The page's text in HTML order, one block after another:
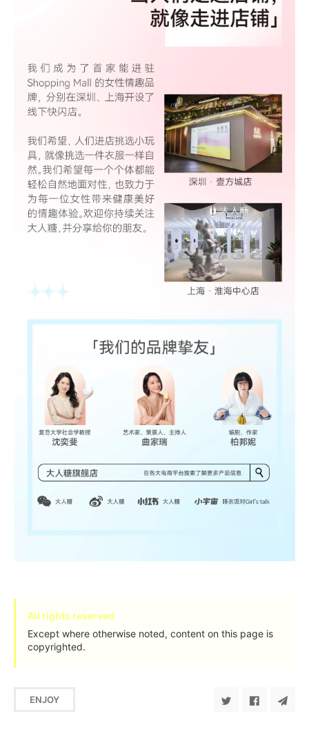
All rights reserved
Except where otherwise noted, content on this page is
copyrighted.
ENJOY